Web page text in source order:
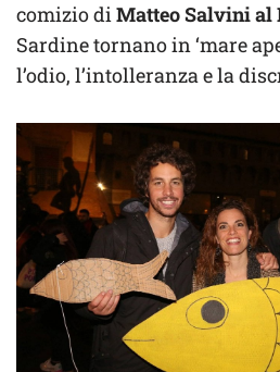
comizio diMatteo Salvini al
Sardine tornano in ‘mare
l’odio, l’intolleranza e la